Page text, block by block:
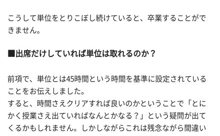
こうして単位をとりこぼし続けていると、卒業することがで
きません。
出席だけしていれば単位は取れるのか？
前項で、単位とは45時間という時間を基準に設定されている
ことをお伝えしました。
すると、時間さえクリアすれば良いのかということで「とに
かく授業さえ出ていればなんとかなる？」という疑問が出て
くるかもしれません。しかしながらこれは残念ながら間違い